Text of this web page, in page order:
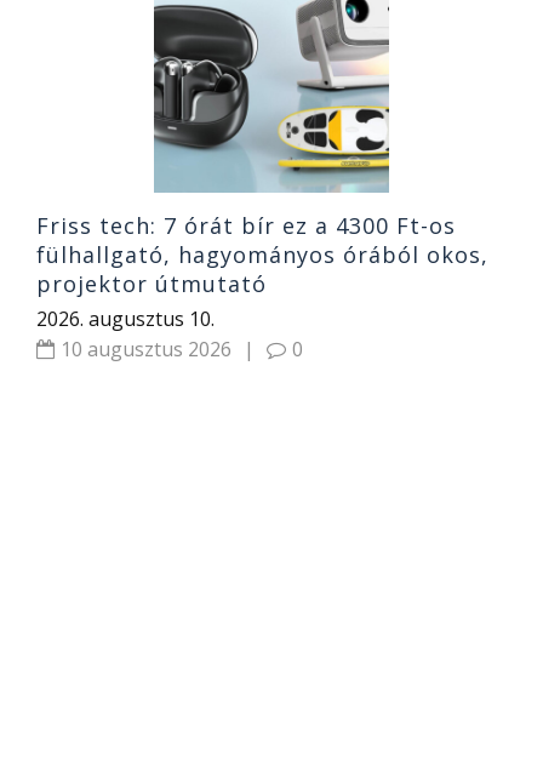
Friss tech: 7 órát bír ez a 4300 Ft-os
fülhallgató, hagyományos órából okos,
projektor útmutató
2026. augusztus 10.
10 augusztus 2026
| 0